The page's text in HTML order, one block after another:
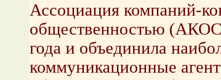
Ассоциация компаний-
общественностью
года и объединила
коммуникационные